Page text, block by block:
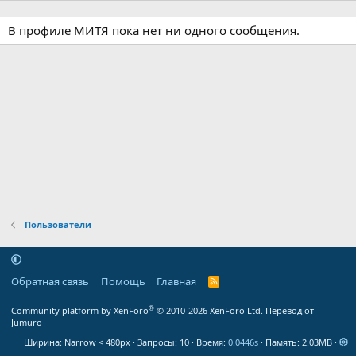
В профиле МИТЯ пока нет ни одного сообщения.
Пользователи
Обратная связь Помощь Главная
R
Community platform by XenForo® © 2010-2026 XenForo Ltd. Перевод от
Jumuro
Ширина
Запросы 10 Время 0.0446s Память 2.03MB